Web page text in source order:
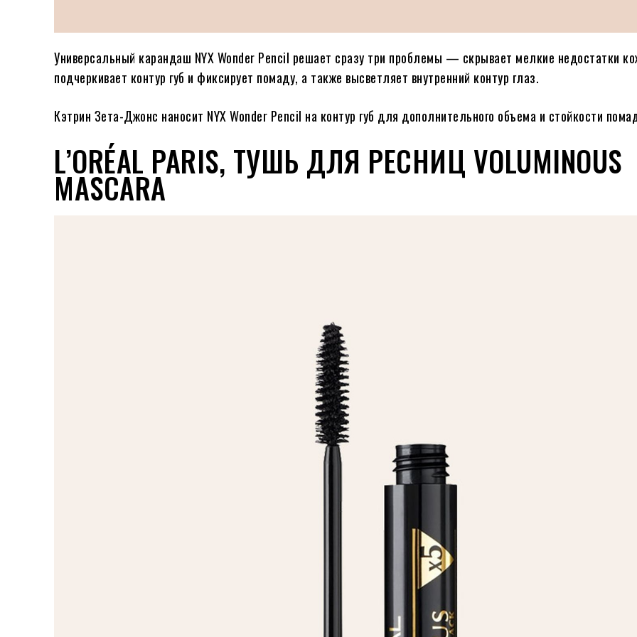
Универсальный карандаш NYX Wonder Pencil решает сразу три проблемы — скрывает мелкие недостатки
подчеркивает контур губ и фиксирует помаду, а также высветляет внутренний контур глаз.
Кэтрин Зета-Джонс наносит NYX Wonder Pencil на контур губ для дополнительного объема и стойкости
L’ORÉAL PARIS, ТУШЬ ДЛЯ РЕСНИЦ VOLUMINOUS
MASCARA